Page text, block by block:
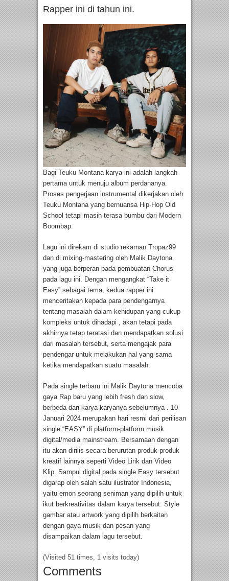
Rapper ini di tahun ini.
Bagi Teuku Montana karya ini adalah langkah
pertama untuk menuju album perdananya.
Proses pengerjaan instrumental dikerjakan oleh
Teuku Montana yang bernuansa Hip-Hop Old
School tetapi masih terasa bumbu dari Modern
Boombap.
Lagu ini direkam di studio rekaman Tropaz99
dan di mixing-mastering oleh Malik Daytona
yang juga berperan pada pembuatan Chorus
pada lagu ini. Dengan mengangkat “Take it
Easy” sebagai tema, kedua rapper ini
menceritakan kepada para pendengarnya
tentang masalah dalam kehidupan yang cukup
kompleks untuk dihadapi , akan tetapi pada
akhirnya tetap teratasi dan mendapatkan solusi
dari masalah tersebut, serta mengajak para
pendengar untuk melakukan hal yang sama
ketika mendapatkan suatu masalah.
Pada single terbaru ini Malik Daytona mencoba
gaya Rap baru yang lebih fresh dan slow,
berbeda dari karya-karyanya sebelumnya . 10
Januari 2024 merupakan hari resmi dari perilisan
single “EASY” di platform-platform musik
digital/media mainstream. Bersamaan dengan
itu akan dirilis secara berurutan produk-produk
kreatif lainnya seperti Video Lirik dan Video
Klip. Sampul digital pada single Easy tersebut
digarap oleh salah satu ilustrator Indonesia,
yaitu emon seorang seniman yang dipilih untuk
ikut berkreativitas dalam karya tersebut. Style
gambar atau artwork yang dipilih berkaitan
dengan gaya musik dan pesan yang
disampaikan dalam lagu tersebut.
(Visited 51 times, 1 visits today)
Comments